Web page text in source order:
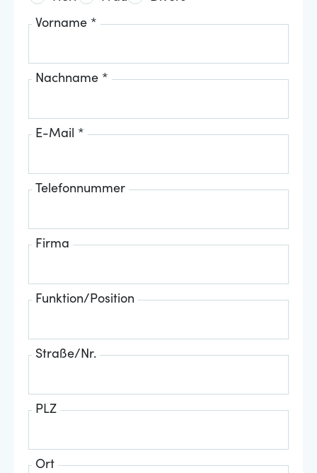
Vorname *
Nachname *
E-Mail *
Telefonnummer
Firma
Funktion/Position
Straße/Nr.
PLZ
Ort